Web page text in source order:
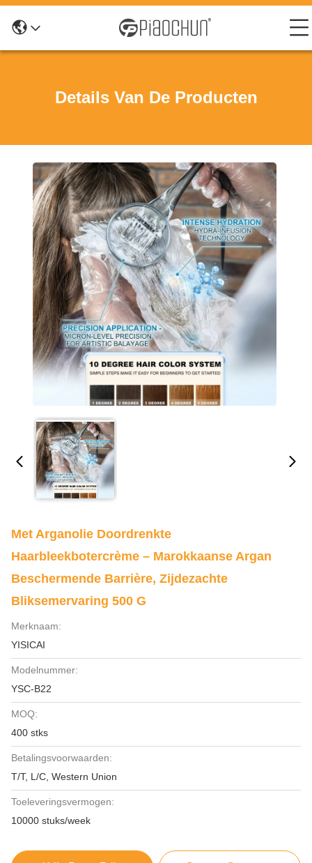
Details Van De Producten
Met Arganolie Doordrenkte
Haarbleekbotercrème – Marokkaanse Argan
Beschermende Barrière, Zijdezachte
Bliksemervaring 500 G
Merknaam:
YISICAI
Modelnummer:
YSC-B22
MOQ:
400 stks
Betalingsvoorwaarden:
T/T, L/C, Western Union
Toeleveringsvermogen:
10000 stuks/week